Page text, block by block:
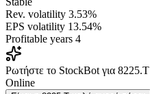
Rev. volatility 3.53%
EPS volatility 13.54%
Profitable years 4
Ρωτήστε το StockBot για 8225.T
Online